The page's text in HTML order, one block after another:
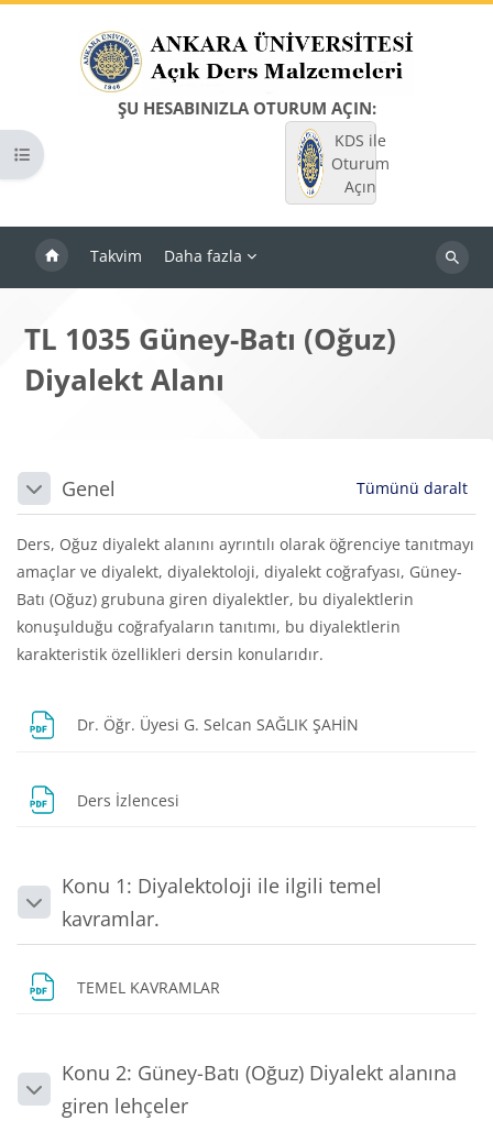
ŞU HESABINIZLA OTURUM AÇIN:
KDS ile
Oturum
Açın
Takvim Daha fazla
Dersleri
Kurs dizinini aç
TL 1035 Güney-Batı (Oğuz)
Diyalekt Alanı
Bloklar
Bölüm anahatları
DaraltGenel Tümünü daralt
Ders, Oğuz diyalekt alanını ayrıntılı olarak öğrenciye tanıtmayı
amaçlar ve diyalekt, diyalektoloji, diyalekt coğrafyası, Güney-
Batı (Oğuz) grubuna giren diyalektler, bu diyalektlerin
konuşulduğu coğrafyaların tanıtımı, bu diyalektlerin
karakteristik özellikleri dersin konularıdır.
Dr. Öğr. Üyesi G. Selcan SAĞLIK ŞAHİN
Ders İzlencesi
Daralt
Konu 1: Diyalektoloji ile ilgili temel
kavramlar.
TEMEL KAVRAMLAR
Daralt
Konu 2: Güney-Batı (Oğuz) Diyalekt alanına
giren lehçeler